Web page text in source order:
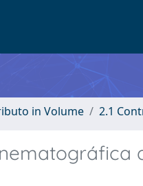
in Volume 2.1